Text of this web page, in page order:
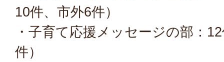
10件、市外6件）
・子育て応援メッセージの部：
件）